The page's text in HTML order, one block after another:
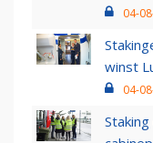
04-
winst
04-